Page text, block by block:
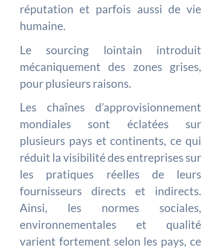
réputation et parfois aussi de vie
humaine.
Le sourcing lointain introduit
mécaniquement des zones grises,
pour plusieurs raisons.
Les chaînes d’approvisionnement
mondiales sont éclatées sur
plusieurs pays et continents, ce qui
réduit la visibilité des entreprises sur
les pratiques réelles de leurs
fournisseurs directs et indirects.
Ainsi, les normes sociales,
environnementales et qualité
varient fortement selon les pays, ce